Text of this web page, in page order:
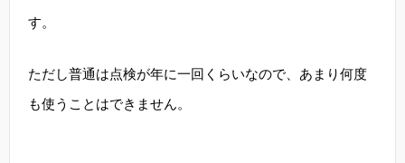
す。
ただし普通は点検が年に一回くらいなので、あまり何度
も使うことはできません。